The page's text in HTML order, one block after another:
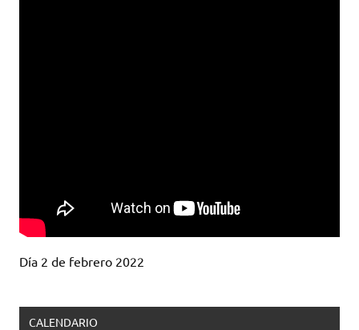
Día 2 de febrero 2022
CALENDARIO